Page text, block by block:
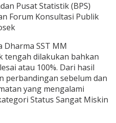
Pusat Statistik (BPS)
Forum Konsultasi Publik
Dharma SST MM
tengah dilakukan bahkan
atau 100%. Dari hasil
perbandingan sebelum dan
yang mengalami
Status Sangat Miskin